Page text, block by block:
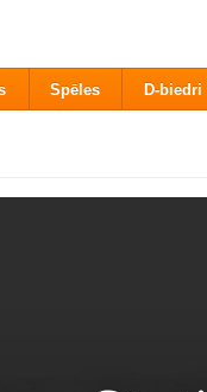
Spēles D-biedri